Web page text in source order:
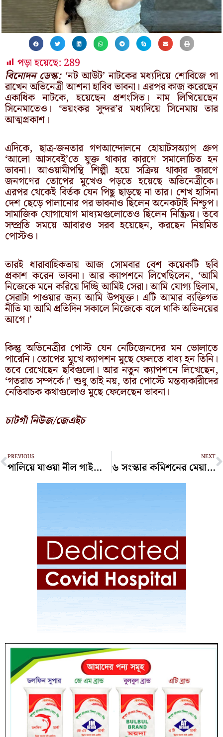
পড়া হয়েছে: 289
বিনোদন ডেস্ক: ‘নট আউট’ নাটকের মধ্যদিয়ে শোবিজে পা
রাখেন অভিনেত্রী আশনা হাবিব ভাবনা। এরপর কাজ করেছেন
একাধিক নাটকে, হয়েছেন প্রশংসিত। নাম লিখিয়েছেন
সিনেমাতেও। ‘ভয়ংকর সুন্দর’র মধ্যদিয়ে সিনেমায় তার
আত্মপ্রকাশ।
এদিকে, ছাত্র-জনতার গণআন্দোলনে হোয়াটসঅ্যাপ গ্রুপ
‘আলো আসবেই’তে যুক্ত থাকার কারণে সমালোচিত হন
ভাবনা। আওয়ামীপন্থি শিল্পী হয়ে সক্রিয় থাকার কারণে
জনগণের তোপের মুখেও পড়তে হয়েছে অভিনেত্রীকে।
এরপর থেকেই বির্তক যেন পিছু ছাড়ছে না তার। শেখ হাসিনা
দেশ ছেড়ে পালানোর পর ভাবনাও ছিলেন অনেকটাই নিশ্চুপ।
সামাজিক যোগাযোগ মাধ্যমগুলোতেও ছিলেন নিষ্ক্রিয়। তবে
সম্প্রতি সময়ে আবারও সরব হয়েছেন, করছেন নিয়মিত
পোস্টও।
তারই ধারাবাহিকতায় আজ সোমবার বেশ কয়েকটি ছবি
প্রকাশ করেন ভাবনা। আর ক্যাপশনে লিখেছিলেন, ‘আমি
নিজেকে মনে করিয়ে দিচ্ছি আমিই সেরা। আমি যোগ্য ছিলাম,
সেরাটা পাওয়ার জন্য আমি উপযুক্ত। এটি আমার ব্যক্তিগত
নীতি যা আমি প্রতিদিন সকালে নিজেকে বলে থাকি অভিনয়ের
আগে।’
কিন্তু অভিনেত্রীর পোস্ট যেন নেটিজেনদের মন ভোলাতে
পারেনি। তোপের মুখে ক্যাপশন মুছে ফেলতে বাধ্য হন তিনি।
তবে রেখেছেন ছবিগুলো। আর নতুন ক্যাপশনে লিখেছেন,
‘গতরাত সম্পর্কে।’ শুধু তাই নয়, তার পোস্টে মন্তব্যকারীদের
নেতিবাচক কথাগুলোও মুছে ফেলেছেন ভাবনা।
চাটগাঁ নিউজ/জেএইচ
Prev
PREVIOUS
পালিয়ে যাওয়া নীল গাইকে ধরতে তিন জেলায় অভিযান
NEXT
৬ সংস্কার কমিশনের মেয়াদ ১৫ ফেব্রুয়ারি পর্যন্ত বাড়ল